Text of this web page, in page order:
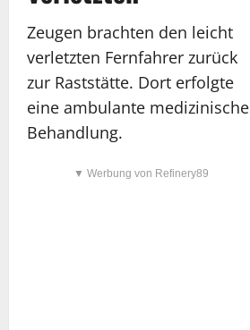
Zeugen brachten den leicht
verletzten Fernfahrer zurück
zur Raststätte. Dort erfolgte
eine ambulante medizinische
Behandlung.
▼ Werbung von Refinery89